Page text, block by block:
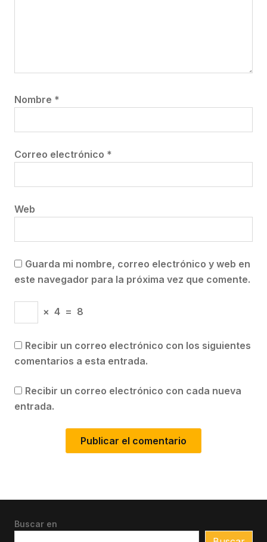
Nombre *
Correo electrónico *
Web
Guarda mi nombre, correo electrónico y web en
este navegador para la próxima vez que comente.
× 4 = 8
Recibir un correo electrónico con los siguientes
comentarios a esta entrada.
Recibir un correo electrónico con cada nueva
entrada.
Buscar en